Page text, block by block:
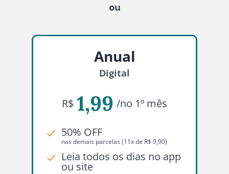
ou
Anual
Digital
R$ 1,99 /no 1º mês
50% OFF
nas demais parcelas (11x de R$ 9,90)
Leia todos os dias no app
ou site